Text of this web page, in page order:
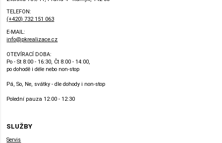
TELEFON:
(+420) 732 151 063
E-MAIL:
info@pkrealizace.cz
OTEVÍRACÍ DOBA:
Po - St 8:00 - 16:30, Čt 8:00 - 14:00,
po dohodě i déle nebo non-stop
Pá, So, Ne, svátky - dle dohody i non-stop
Polední pauza 12:00 - 12:30
SLUŽBY
Servis